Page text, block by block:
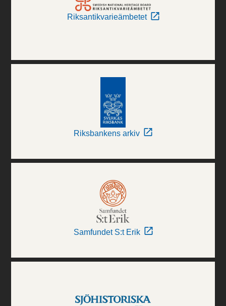
Riksantikvarieämbetet
Riksbankens arkiv
Samfundet S:t Erik